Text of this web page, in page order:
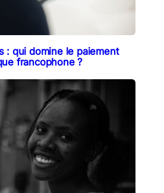
: qui domine le paiement
francophone ?